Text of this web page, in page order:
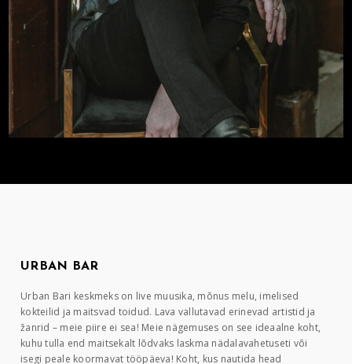
URBAN BAR
Urban Bari keskmeks on live muusika, mõnus melu, imelised
kokteilid ja maitsvad toidud. Lava vallutavad erinevad artistid ja
žanrid – meie piire ei sea! Meie nägemuses on see ideaalne koht,
kuhu tulla end maitsekalt lõdvaks laskma nädalavahetuseti või
isegi peale koormavat tööpäeva! Koht, kus nautida head